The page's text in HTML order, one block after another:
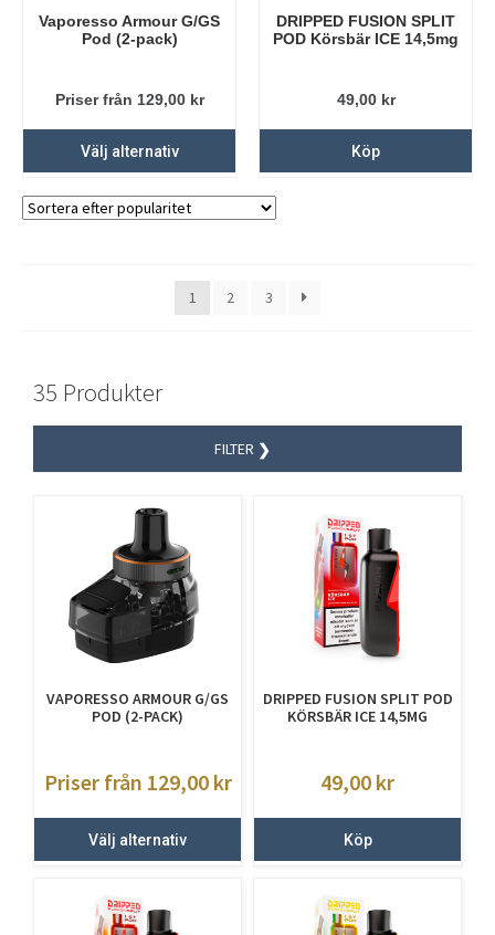
Vaporesso Armour G/GS
Pod (2-pack)
Priser från 129,00 kr
Välj alternativ
DRIPPED FUSION SPLIT
POD Körsbär ICE 14,5mg
49,00 kr
Köp
1 2 3
35 Produkter
FILTER
VAPORESSO ARMOUR G/GS
POD (2-PACK)
Priser från 129,00 kr
Välj alternativ
DRIPPED FUSION SPLIT POD
KÖRSBÄR ICE 14,5MG
49,00 kr
Köp